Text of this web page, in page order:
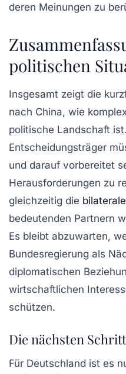
deren Meinungen zu
politischen
Insgesamt zeigt die
nach China, wie
politische Landschaft
Entscheidungsträger
und darauf vorbereitet
Herausforderungen zu
gleichzeitig die
bedeutenden Partnern
Es bleibt abzuwarten,
Bundesregierung als
diplomatischen
wirtschaftlichen
schützen.
Die nächsten
Für Deutschland ist es